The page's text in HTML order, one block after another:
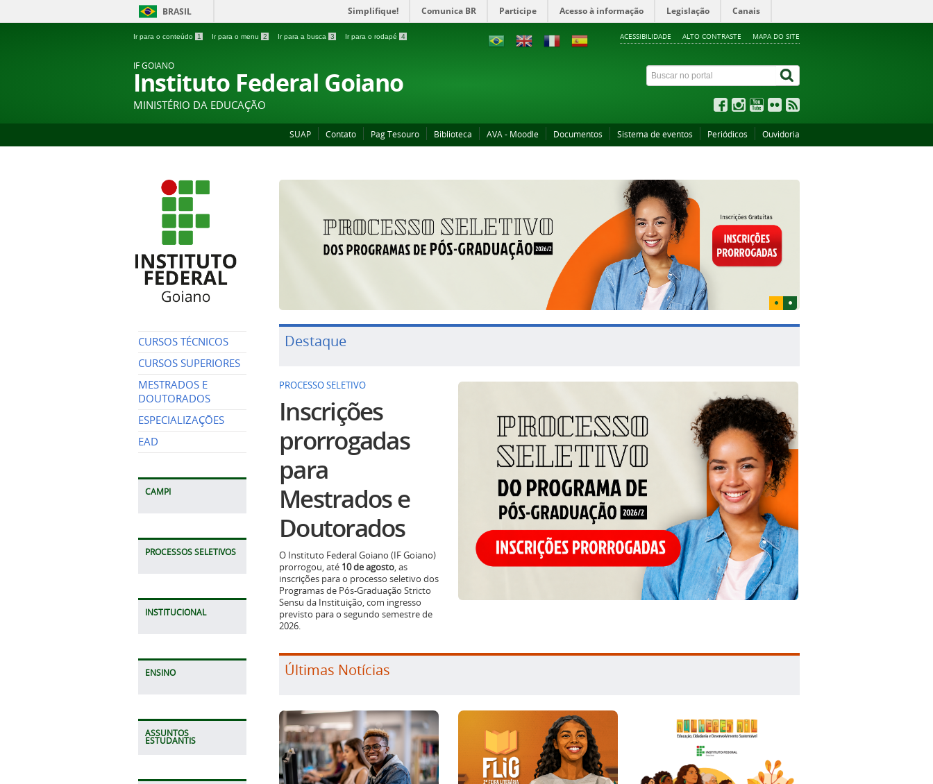
BRASIL Simplifique! Comunica BR Participe Acesso à informação Legislação Canais
Ir para o conteúdo 1 Ir para o menu 2 Ir para a busca 3 Ir para o rodapé 4 ACESSIBILIDADE ALTO CONTRASTE MAPA DO SITE
IF GOIANO
Instituto Federal Goiano
MINISTÉRIO DA EDUCAÇÃO
SUAP Contato Pag Tesouro Biblioteca AVA - Moodle Documentos Sistema de eventos Periódicos Ouvidoria
CURSOS TÉCNICOS
CURSOS SUPERIORES
MESTRADOS E
DOUTORADOS
ESPECIALIZAÇÕES
EAD
CAMPI
PROCESSOS SELETIVOS
INSTITUCIONAL
ENSINO
ASSUNTOS
ESTUDANTIS
Destaque
Inscrições
prorrogadas
para
Mestrados e
Doutorados
O Instituto Federal Goiano (IF Goiano)
inscrições para o processo seletivo dos
Programas de Pós-Graduação Stricto
Sensu da Instituição, com ingresso
previsto para o segundo semestre de
2026.